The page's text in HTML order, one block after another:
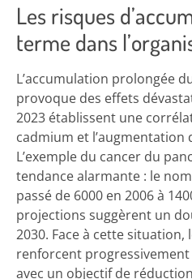
Les risques
terme dans
L’accumulation prolongée
provoque des effets
2023 établissent une
cadmium et l’augmentation
L’exemple du cancer du
tendance alarmante : le
passé de 6000 en 2006 à
projections suggèrent un
2030. Face à cette
renforcent
avec un objectif de